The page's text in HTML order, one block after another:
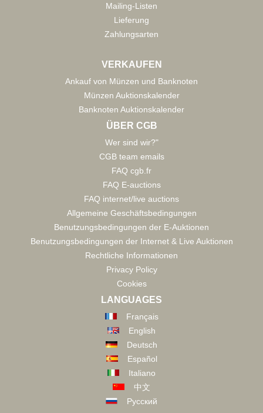
Mailing-Listen
Lieferung
Zahlungsarten
VERKAUFEN
Ankauf von Münzen und Banknoten
Münzen Auktionskalender
Banknoten Auktionskalender
ÜBER CGB
Wer sind wir?"
CGB team emails
FAQ cgb.fr
FAQ E-auctions
FAQ internet/live auctions
Allgemeine Geschäftsbedingungen
Benutzungsbedingungen der E-Auktionen
Benutzungsbedingungen der Internet & Live Auktionen
Rechtliche Informationen
Privacy Policy
Cookies
LANGUAGES
Français
English
Deutsch
Español
Italiano
中文
Русский